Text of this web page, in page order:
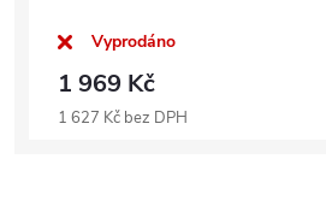
Vyprodáno
1 969 Kč
1 627 Kč bez DPH